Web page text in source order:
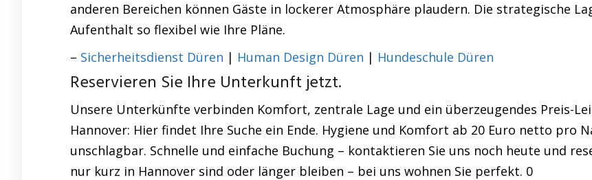
anderen Bereichen können Gäste in lockerer Atmosphäre plaudern. Die strategische
Aufenthalt so flexibel wie Ihre Pläne.
– Sicherheitsdienst Düren | Human Design Düren | Hundeschule Düren
Reservieren Sie Ihre Unterkunft jetzt.
Unsere Unterkünfte verbinden Komfort, zentrale Lage und ein überzeugendes Preis-
Hannover: Hier findet Ihre Suche ein Ende. Hygiene und Komfort ab 20 Euro netto pro
unschlagbar. Schnelle und einfache Buchung – kontaktieren Sie uns noch heute und
nur kurz in Hannover sind oder länger bleiben – bei uns wohnen Sie perfekt. 0